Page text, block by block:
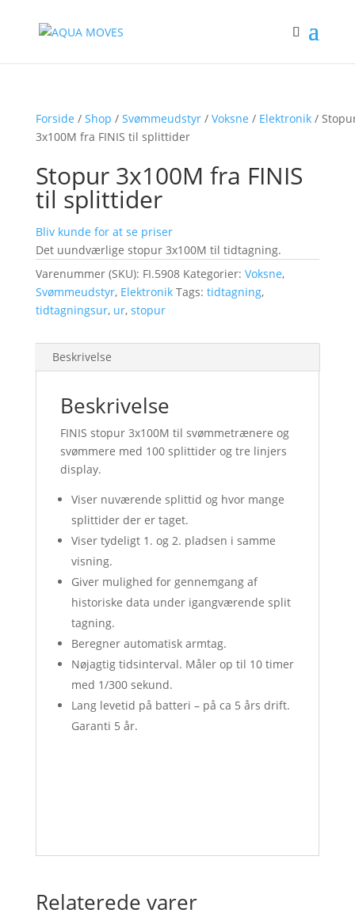
Forside / Shop / Svømmeudstyr/ Voksne / Elektronik/
3x100M fra FINIS til splittider
Stopur 3x100M fra FINIS
til splittider
Bliv kunde for at se priser
Det uundværlige stopur 3x100M til tidtagning.
Varenummer (SKU): FI.5908 Kategorier: Voksne,
Svømmeudstyr, Elektronik Tags: tidtagning,
tidtagningsur, ur, stopur
Beskrivelse
Beskrivelse
FINIS stopur 3x100M til svømmetrænere og
svømmere med 100 splittider og tre linjers
display.
Viser nuværende splittid og hvor mange
splittider der er taget.
Viser tydeligt 1. og 2. pladsen i samme
visning.
Giver mulighed for gennemgang af
historiske data under igangværende split
tagning.
Beregner automatisk armtag.
Nøjagtig tidsinterval. Måler op til 10 timer
med 1/300 sekund.
Lang levetid på batteri – på ca 5 års drift.
Garanti 5 år.
Relaterede varer